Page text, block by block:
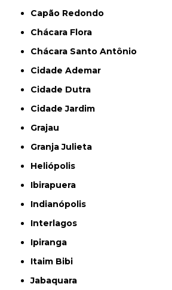
Capão Redondo
Chácara Flora
Chácara Santo Antônio
Cidade Ademar
Cidade Dutra
Cidade Jardim
Grajau
Granja Julieta
Heliópolis
Ibirapuera
Indianópolis
Interlagos
Ipiranga
Itaim Bibi
Jabaquara